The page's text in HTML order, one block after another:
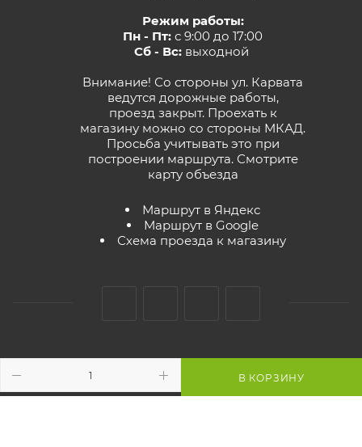
В КОРЗИНУ
Режим работы:
Пн - Пт: с 9:00 до 17:00
Сб - Вс:выходной
Внимание! Со стороны ул. Карвата
ведутся дорожные работы,
проезд закрыт. Проехать к
магазину можно со стороны МКАД.
Просьба учитывать это при
построении маршрута. Смотрите
карту объезда
Маршрут в Яндекс
Маршрут в Google
Схема проезда к магазину